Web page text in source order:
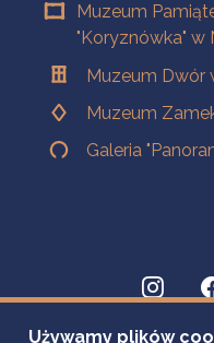
Muzeum
"Koryznówka" w
Muzeum Dwór
Muzeum
Galeria
Używamy plików